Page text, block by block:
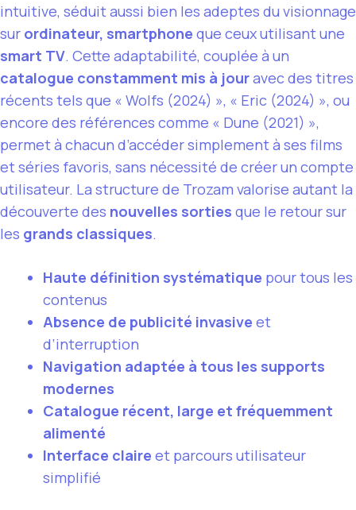
intuitive, séduit aussi bien les adeptes du visionnage
sur ordinateur, smartphone que ceux utilisant une
smart TV. Cette adaptabilité, couplée à un
catalogue constamment mis à jouravec des titres
récents tels que « Wolfs (2024) », « Eric (2024) », ou
encore des références comme « Dune (2021) »,
permet à chacun d’accéder simplement à ses films
et séries favoris, sans nécessité de créer un compte
utilisateur. La structure de Trozam valorise autant la
découverte des nouvelles sorties que le retour sur
les grands classiques.
Haute définition systématique pour tous les
contenus
Absence de publicité invasive et
d’interruption
Navigation adaptée à tous les supports
modernes
Catalogue récent, large et fréquemment
alimenté
Interface claire et parcours utilisateur
simplifié